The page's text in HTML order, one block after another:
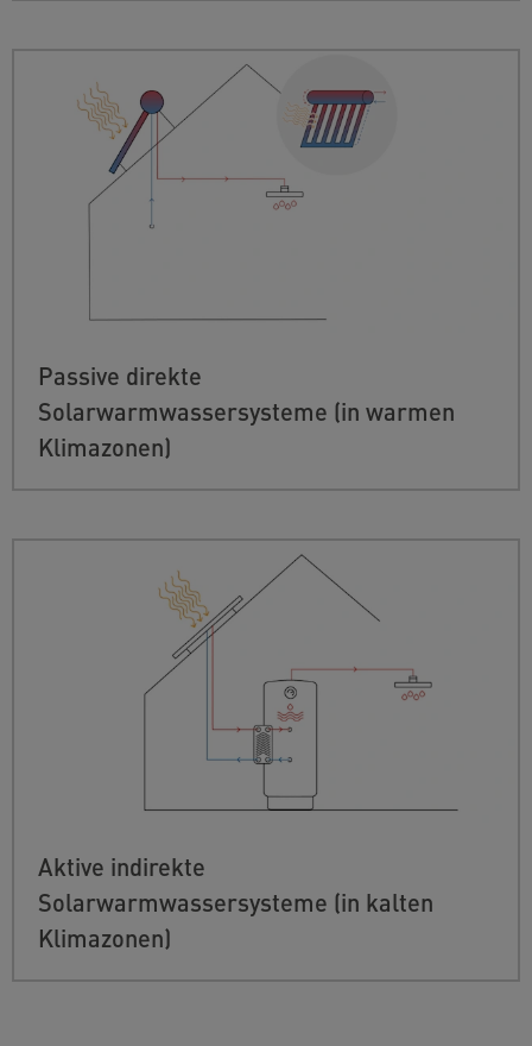
Passive direkte
Solarwarmwassersysteme (in warmen
Klimazonen)
Aktive indirekte
Solarwarmwassersysteme (in kalten
Klimazonen)